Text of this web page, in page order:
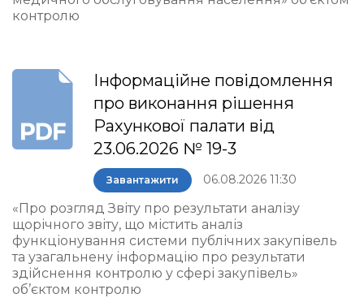
контролю
Інформаційне повідомлення
про виконання рішення
Рахункової палати від
23.06.2026 № 19-3
Завантажити 06.08.2026 11:30
«Про розгляд Звіту про результати аналізу
щорічного звіту, що містить аналіз
функціонування системи публічних закупівель
та узагальнену інформацію про результати
здійснення контролю у сфері закупівель»
об’єктом контролю